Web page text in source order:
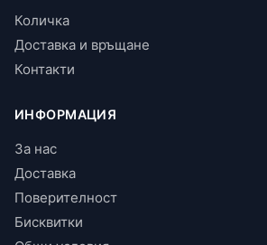
Количка
Доставка и връщане
Контакти
ИНФОРМАЦИЯ
За нас
Доставка
Поверителност
Бисквитки